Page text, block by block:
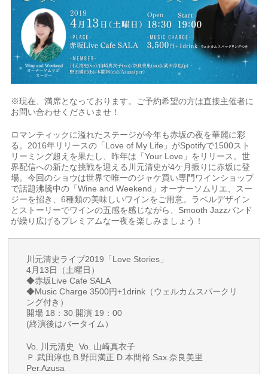
※現在、満席となっております。ご予約希望の方は直接主催者に
お問い合わせくださいませ！
ロマンティックに溢れたステージが今年も赤坂の夜を華麗に彩
る。2016年リリースの「Love of My Life」がSpotifyで1500スト
リーミング超えを果たし、昨年は「Your Love」をリリース。世
界配信への新たな挑戦を迎える川元清史が4ケ月振りに赤坂に登
場。今回のショウは世界で唯一のジャケ買い専門ワインショップ
で話題沸騰中の「Wine and Weekend」オーナーソムリエ、スー
ジーを招き、6種類の美味しいワインをご用意。ラベルデザイン
とストーリーでワインの五感を感じながら、Smooth Jazzバンド
が繰り広げるプレミアムな一夜を楽しみましょう！
川元清史ライブ2019「Love Stories」
4月13日（土曜日）
◆赤坂Live Cafe SALA
◆Music Charge 3500円+1drink（ウェルカムスパークリ
ング付き）
開場 18：30 開演 19：00
(終演後はバータイム）
Vo. 川元清史 Vo. 山崎真衣子
Ｐ.武田淳也 B.野田満正 D.本間裕 Sax.奈良美里
Per.Azusa